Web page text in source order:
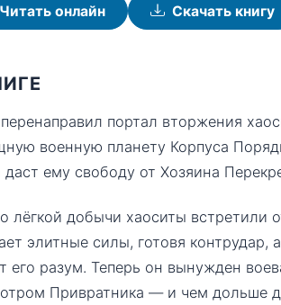
Читать онлайн Скачать книгу
портал вторжения
военную планету Корпуса
ему свободу от Хозяина
лёгкой добычи хаоситы встретили
элитные силы, готовя
его разум. Теперь он вынужден
Привратника — и чем дольше